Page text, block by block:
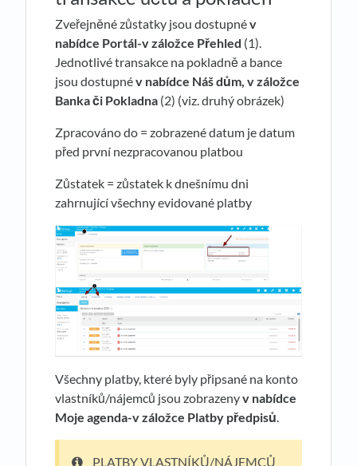
Zveřejněné zůstatky jsou dostupnév
nabídce Portál-v záložce Přehled (1).
Jednotlivé transakce na pokladně a bance
jsou dostupnév nabídce Náš dům, v záložce
Banka či Pokladna (2) (viz. druhý obrázek)
Zpracováno do = zobrazené datum je datum
před první nezpracovanou platbou
Zůstatek = zůstatek k dnešnímu dni
zahrnující všechny evidované platby
Všechny platby, které byly připsané na konto
vlastníků/nájemců jsou zobrazenyv nabídce
Moje agenda-v záložce Platby předpisů.
PLATBY VLASTNÍKŮ/NÁJEMCŮ